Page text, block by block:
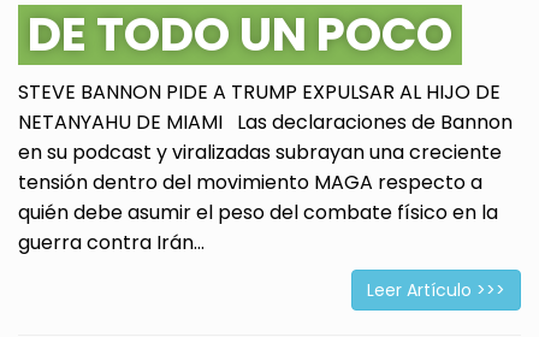
DE TODO UN POCO
STEVE BANNON PIDE A TRUMP EXPULSAR AL HIJO DE
NETANYAHU DE MIAMI Las declaraciones de Bannon
en su podcast y viralizadas subrayan una creciente
tensión dentro del movimiento MAGA respecto a
quién debe asumir el peso del combate físico en la
guerra contra Irán...
Leer Artículo >>>